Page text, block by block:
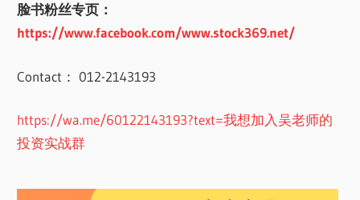
脸书粉丝专页：
https://www.facebook.com/www.stock369.net/
Contact： 012-2143193
https://wa.me/60122143193?text=我想加入吴老师的
投资实战群